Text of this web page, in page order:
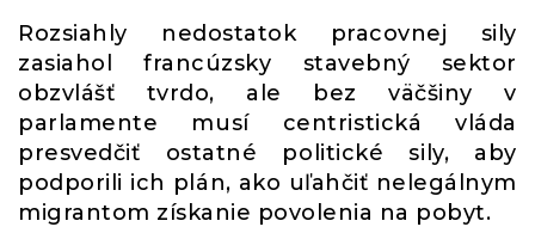
Rozsiahly nedostatok pracovnej sily
zasiahol francúzsky stavebný sektor
obzvlášť tvrdo, ale bez väčšiny v
parlamente musí centristická vláda
presvedčiť ostatné politické sily, aby
podporili ich plán, ako uľahčiť nelegálnym
migrantom získanie povolenia na pobyt.